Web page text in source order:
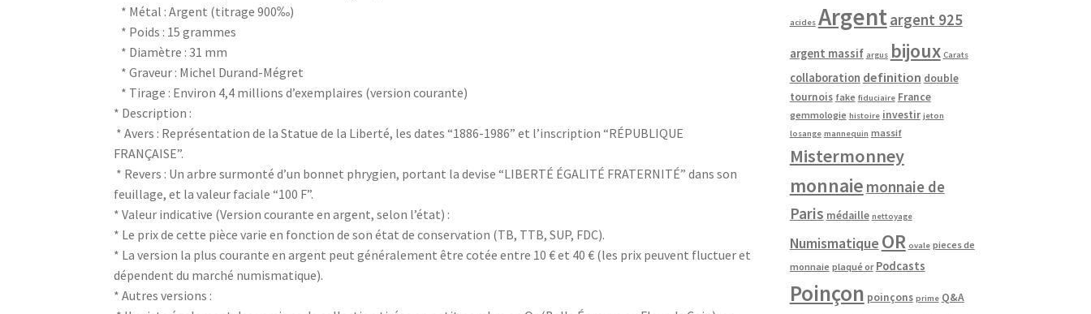
* Métal : Argent (titrage 900‰)
* Poids : 15 grammes
* Diamètre : 31 mm
* Graveur : Michel Durand-Mégret
* Tirage : Environ 4,4 millions d’exemplaires (version courante)
* Description :
* Avers : Représentation de la Statue de la Liberté, les dates “1886-1986” et l’inscription “RÉPUBLIQUE
FRANÇAISE”.
* Revers : Un arbre surmonté d’un bonnet phrygien, portant la devise “LIBERTÉ ÉGALITÉ FRATERNITÉ” dans son
feuillage, et la valeur faciale “100 F”.
* Valeur indicative (Version courante en argent, selon l’état) :
* Le prix de cette pièce varie en fonction de son état de conservation (TB, TTB, SUP, FDC).
* La version la plus courante en argent peut généralement être cotée entre 10 € et 40 € (les prix peuvent fluctuer et
dépendent du marché numismatique).
* Autres versions :
acides Argentargent 925
argent massif argus bijoux Carats
collaboration definition double
tournois fake fiduciaire France
gemmologie histoire investir jeton
losange mannequin massif
Mistermonney
monnaie monnaie de
Paris médaille nettoyage
Numismatique OR ovale pieces de
monnaie plaqué or Podcasts
Poinçon poinçons prime Q&A